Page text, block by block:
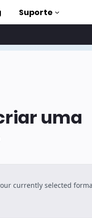
Suporte
uma
currently selected